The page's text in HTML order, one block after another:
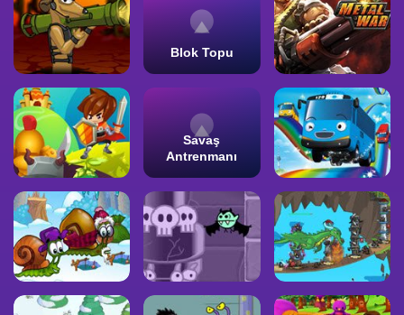
Blok Topu
Savaş
Antrenmanı